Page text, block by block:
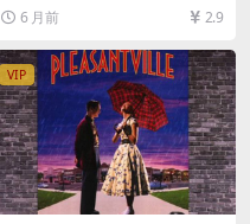
очтальона Алексея Тряпи
цына (2014)百度网盘+夸克
网盘1080P超清未删减资源]
[网盘在线播放/下载][MP4/5.
6GB][中文字幕]
6 月前 2.9
VIP